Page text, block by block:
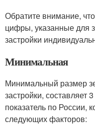
Обратите внимание,
цифры, указанные для
застройки
Минимальная
Минимальный размер
застройки,
показатель по России,
следующих факторов: